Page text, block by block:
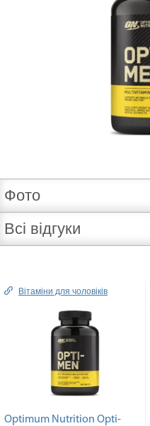
Фото
Всі відгуки
Вітаміни для чоловіків
Optimum Nutrition Opti-